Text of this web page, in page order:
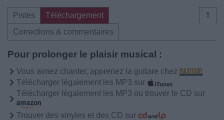
⇑
Pistes
Téléchargement
Corrections & commentaires
Pour prolonger le plaisir musical :
Vous aimez chanter, apprenez la guitare chez
Télécharger légalement les MP3 sur
Télécharger légalement les MP3 ou trouver le CD sur
Trouver des vinyles et des CD sur